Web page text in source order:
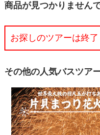
商品が見つかりませんで
お探しのツアーは終了
その他の人気バスツア